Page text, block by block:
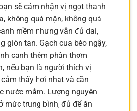
sẽ cảm nhận vị ngọt thanh
không quá mặn, không quá
mềm nhưng vẫn đủ dai,
giòn tan. Gạch cua béo ngậy,
canh thêm phần thơm
nếu bạn là người thích vị
thấy hơi nhạt và cần
nước mắm. Lượng nguyên
mức trung bình, đủ để ăn